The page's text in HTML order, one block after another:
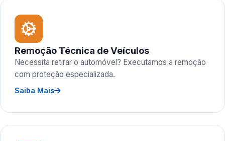
Remoção Técnica de Veículos
Necessita retirar o automóvel? Executamos a remoção
com proteção especializada.
Saiba Mais